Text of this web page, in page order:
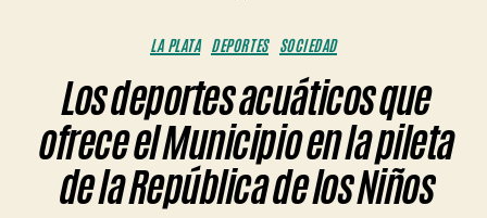
Categorías
LA PLATA DEPORTES SOCIEDAD
Los deportes acuáticos que
ofrece el Municipio en la pileta
de la República de los Niños